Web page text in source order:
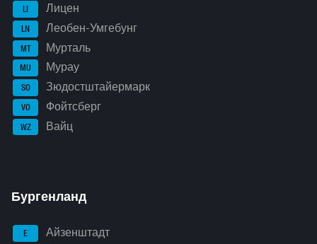
LI Лицен
LN Леобен-Умгебунг
MT Мурталь
MU Мурау
SO Зюдостштайермарк
VO Фойтсберг
WZ Вайц
Бургенланд
E Айзенштадт